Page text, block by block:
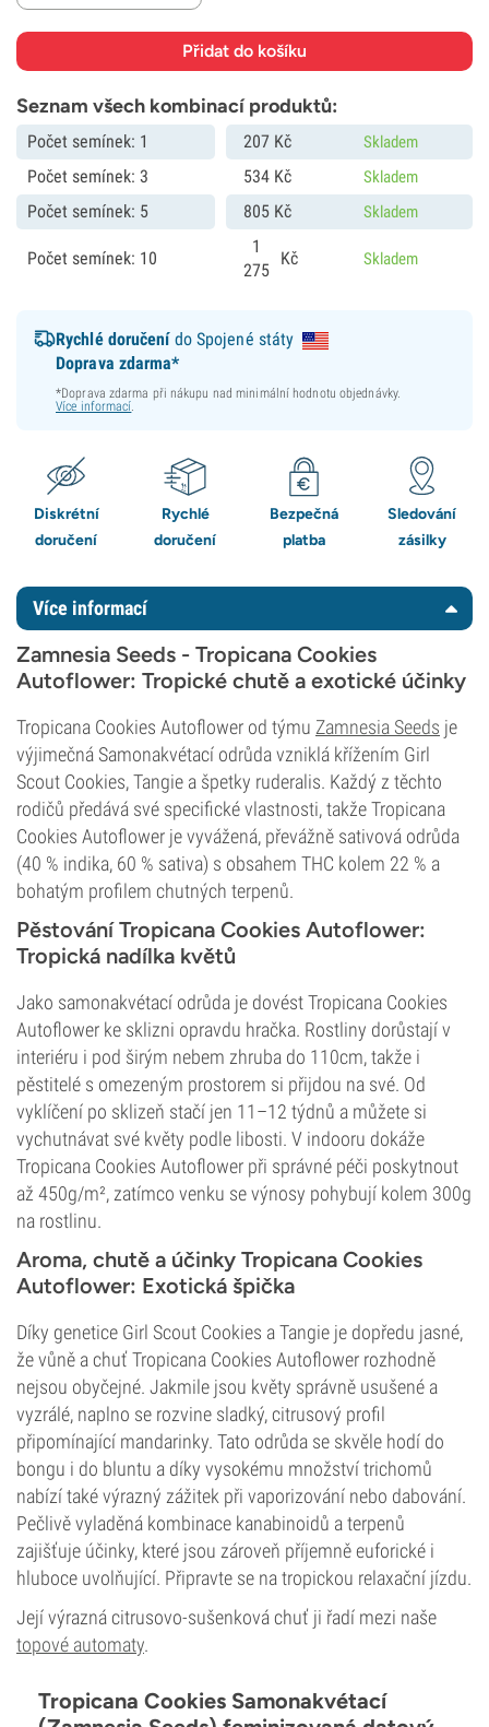
Seznam všech kombinací produktů:
Počet semínek: 1 207 Kč Skladem
Počet semínek: 3 534Kč Skladem
Počet semínek: 5 805Kč Skladem
Počet semínek: 10
1
275
Kč Skladem
Rychlé doručenído Spojené státy
Doprava zdarma*
*Doprava zdarma při nákupu nad minimální hodnotu objednávky.
Více informací.
Diskrétní
doručení
Rychlé
doručení
Bezpečná
platba
Sledování
zásilky
Více informací
Zamnesia Seeds - Tropicana Cookies
Autoflower: Tropické chutě a exotické účinky
Tropicana Cookies Autoflower od týmu Zamnesia Seeds je
výjimečná Samonakvétací odrůda vzniklá křížením Girl
Scout Cookies, Tangie a špetky ruderalis. Každý z těchto
rodičů předává své specifické vlastnosti, takže Tropicana
Cookies Autoflower je vyvážená, převážně sativová odrůda
(40 % indika, 60 % sativa) s obsahem THC kolem 22 % a
bohatým profilem chutných terpenů.
Pěstování Tropicana Cookies Autoflower:
Tropická nadílka květů
Jako samonakvétací odrůda je dovést Tropicana Cookies
Autoflower ke sklizni opravdu hračka. Rostliny dorůstají v
interiéru i pod širým nebem zhruba do 110cm, takže i
pěstitelé s omezeným prostorem si přijdou na své. Od
vyklíčení po sklizeň stačí jen 11–12 týdnů a můžete si
vychutnávat své květy podle libosti. V indooru dokáže
Tropicana Cookies Autoflower při správné péči poskytnout
až 450g/m², zatímco venku se výnosy pohybují kolem 300g
na rostlinu.
Aroma, chutě a účinky Tropicana Cookies
Autoflower: Exotická špička
Díky genetice Girl Scout Cookies a Tangie je dopředu jasné,
že vůně a chuť Tropicana Cookies Autoflower rozhodně
nejsou obyčejné. Jakmile jsou květy správně usušené a
vyzrálé, naplno se rozvine sladký, citrusový profil
připomínající mandarinky. Tato odrůda se skvěle hodí do
bongu i do bluntu a díky vysokému množství trichomů
nabízí také výrazný zážitek při vaporizování nebo dabování.
Pečlivě vyladěná kombinace kanabinoidů a terpenů
zajišťuje účinky, které jsou zároveň příjemně euforické i
hluboce uvolňující. Připravte se na tropickou relaxační jízdu.
Její výrazná citrusovo-sušenková chuť ji řadí mezi naše
topové automaty.
Tropicana Cookies Samonakvétací